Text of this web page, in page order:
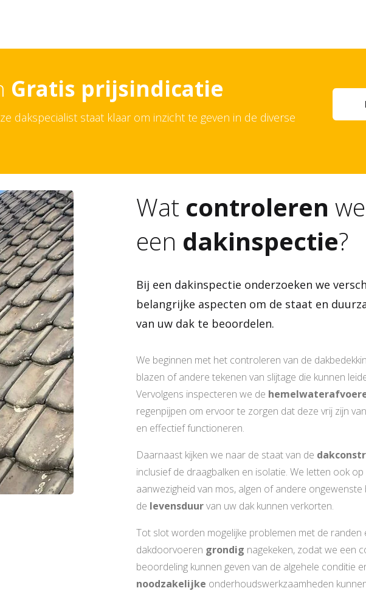
Gratis prijsindicatie
dakspecialist staat klaar om inzicht te geven in de diverse
Wat controleren
een dakinspectie?
Bij een dakinspectie onderzoeken we
belangrijke aspecten om de staat en
van uw dak te beoordelen.
We beginnen met het controleren van de
blazen of andere tekenen van slijtage die kunnen
Vervolgens inspecteren we de
regenpijpen om ervoor te zorgen dat deze vrij zijn
en effectief functioneren.
Daarnaast kijken we naar de staat van de
inclusief de draagbalken en isolatie. We letten ook op
aanwezigheid van mos, algen of andere ongewenste
de levensduurvan uw dak kunnen verkorten.
Tot slot worden mogelijke problemen met de randen
dakdoorvoeren grondig nagekeken, zodat we een
beoordeling kunnen geven van de algehele conditie
noodzakelijke onderhoudswerkzaamheden